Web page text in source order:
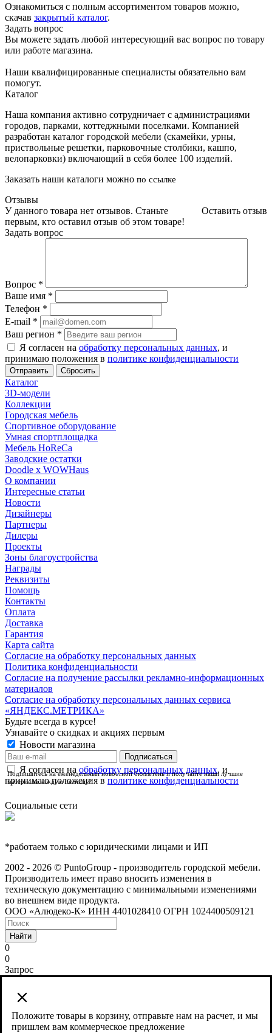
Ознакомиться с полным ассортиментом товаров можно,
скачав закрытый каталог.
Задать вопрос
Вы можете задать любой интересующий вас вопрос по товару
или работе магазина.
Наши квалифицированные специалисты обязательно вам
помогут.
Каталог
Наша компания активно сотрудничает с администрациями
городов, парками, коттеджными поселками. Компанией
разработан каталог городской мебели (скамейки, урны,
приствольные решетки, парковочные столбики, кашпо,
велопарковки) включающий в себя более 100 изделий.
Заказать наши каталоги можно по ссылке
Отзывы
Оставить отзыв
У данного товара нет отзывов. Станьте
первым, кто оставил отзыв об этом товаре!
Задать вопрос
Вопрос *
Ваше имя *
Телефон *
E-mail *
Ваш регион *
Я согласен на обработку персональных данных, и
принимаю положения в политике конфиденциальности
Сбросить
Каталог
3D-модели
Коллекции
Городская мебель
Спортивное оборудование
Умная спортплощадка
Мебель HoReCa
Заводские остатки
Doodle x WOWHaus
О компании
Интересные статьи
Новости
Дизайнеры
Партнеры
Дилеры
Проекты
Зоны благоустройства
Награды
Реквизиты
Помощь
Контакты
Оплата
Доставка
Гарантия
Карта сайта
Согласие на обработку персональных данных
Политика конфиденциальности
Согласие на получение рассылки рекламно-информационных
материалов
Согласие на обработку персональных данных сервиса
«ЯНДЕКС.МЕТРИКА»
Будьте всегда в курсе!
Узнавайте о скидках и акциях первым
Новости магазина
Я согласен на обработку персональных данных, и
принимаю положения в политике конфиденциальности
Подпишитесь на еженедельный новостной бюллетень и получайте наши лучшие
материалы каждую пятницу!
Социальные сети
*работаем только с юридическими лицами и ИП
2002 - 2026 © PuntoGroup - производитель городской мебели.
Производитель имеет право вносить изменения в
техническую документацию с минимальными изменениями
во внешнем виде продукта.
ООО «Алюдеко-К» ИНН 4401028410 ОГРН 1024400509121
Найти
0
0
Запрос
Положите товары в корзину, отправьте нам на расчет, и мы
пришлем вам коммерческое предложение
Сайт использует cookies и сервис веб-аналитики Яндекс
Метрика, предоставляемый компанией ООО «ЯНДЕКС»,
119021, Россия, Москва, ул. Л. Толстого, 16.